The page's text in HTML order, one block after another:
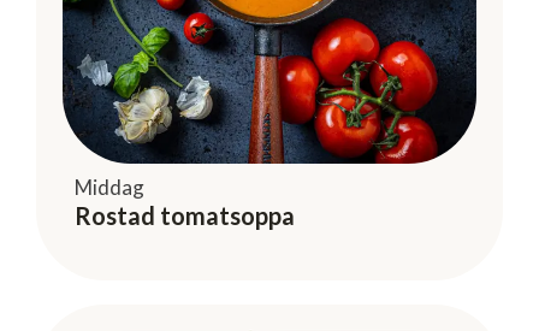
Middag
Rostad tomatsoppa